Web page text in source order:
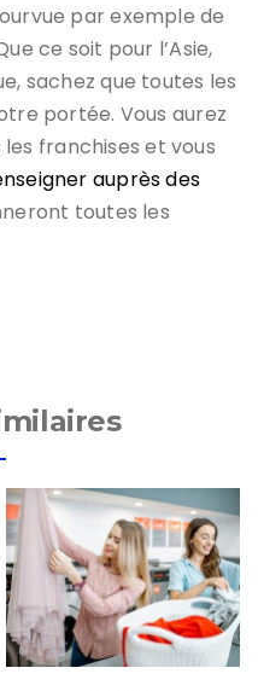
par exemple de
ce soit pour l’Asie,
sachez que toutes les
portée. Vous aurez
franchises et vous
auprès des
toutes les